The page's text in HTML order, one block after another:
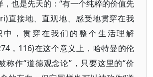
，也是先天的：“有一个纯粹的价值先
直接地、直观地、感受地贯穿在我
中，贯穿在我们的整个生活理解
，116)在这个意义上，哈特曼的伦
称作“道德观念论”，只要这里的“价